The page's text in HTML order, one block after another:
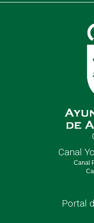
Canal
Canal
Portal